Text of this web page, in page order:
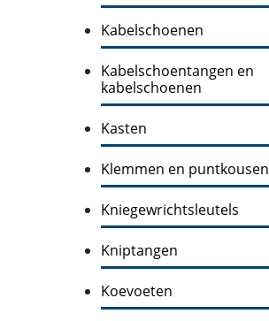
Kabelschoenen
Kabelschoentangen en
kabelschoenen
Kasten
Klemmen en puntkousen
Kniegewrichtsleutels
Kniptangen
Koevoeten